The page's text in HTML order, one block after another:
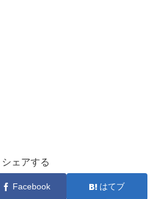
シェアする
Facebook はてブ